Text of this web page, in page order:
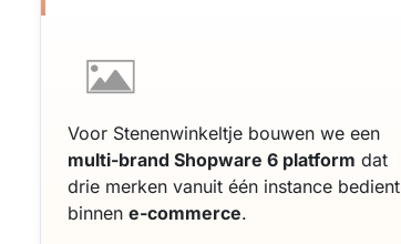
Voor Stenenwinkeltje bouwen we een
multi-brand Shopware 6 platform dat
drie merken vanuit één instance bedient
binnen e-commerce.